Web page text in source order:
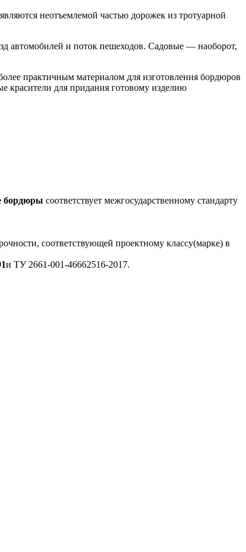
неотъемлемой частью дорожек из тротуарной
автомобилей и поток пешеходов. Садовые — наоборот,
практичным материалом для изготовления бордюров
красители для придания готовому изделию
бордюры соответствует межгосударственному стандарту
соответствующей проектному классу(марке) в
и ТУ 2661-001-46662516-2017.